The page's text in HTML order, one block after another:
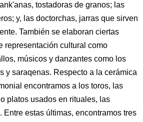
tostadoras de granos; las
y, las doctorchas, jarras que sirven
También se elaboran ciertas
representación cultural como
músicos y danzantes como los
y saraqenas. Respecto a la cerámica
encontramos a los toros, las
platos usados en rituales, las
Entre estas últimas, encontramos tres